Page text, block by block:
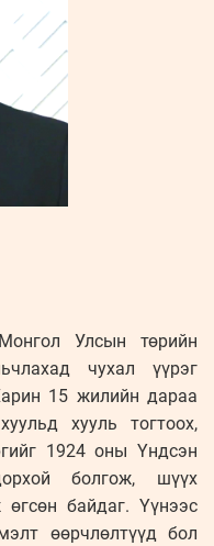
Улсын төрийн
чухал үүрэг
15 жилийн дараа
хууль тогтоох,
1924 оны Үндсэн
болгож, шүүх
байдаг. Үүнээс
өөрчлөлтүүд бол